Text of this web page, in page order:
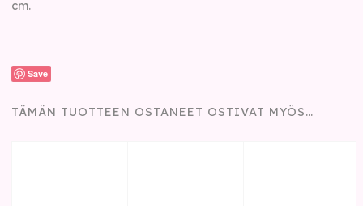
cm.
Save
TÄMÄN TUOTTEEN OSTANEET OSTIVAT MYÖS…